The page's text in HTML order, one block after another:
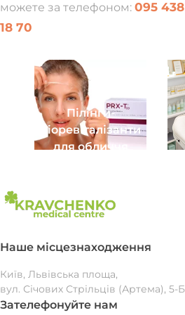
можете за телефоном: 095
18 70
Пілінги-
біоревіталізанти
для обличчя
Наше місцезнаходження
Київ, Львівська площа,
вул. Січових Стрільців (Артема), 5-Б
Зателефонуйте нам